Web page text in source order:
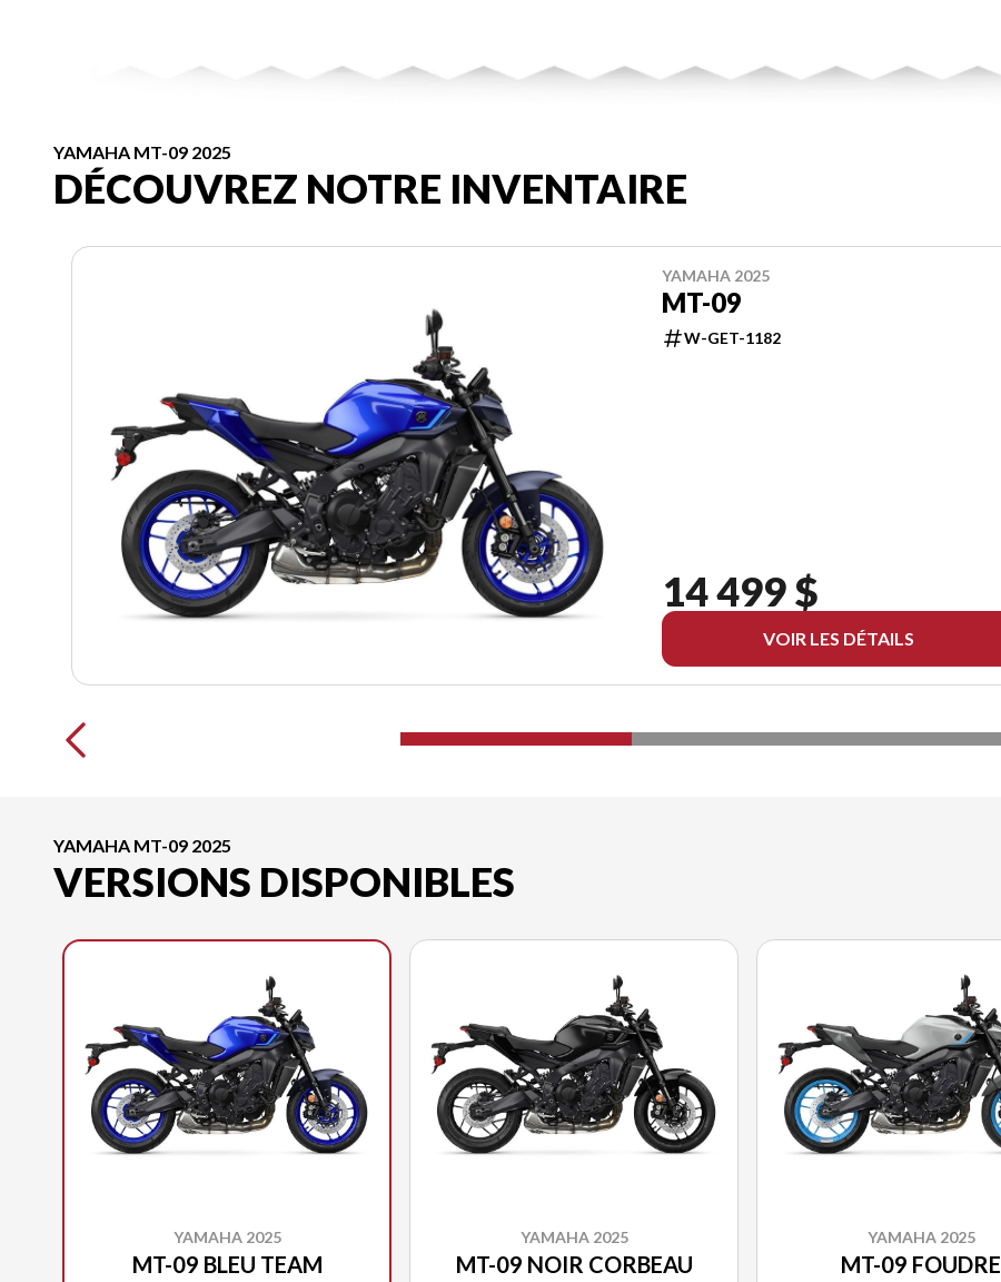
YAMAHA MT-09 2025
DÉCOUVREZ NOTRE INVENTAIRE
YAMAHA 2025
MT-09
W-GET-1182
14 499 $
VOIR LES DÉTAILS
YAMAHA MT-09 2025
VERSIONS DISPONIBLES
YAMAHA 2025
MT-09 BLEU TEAM
YAMAHA 2025
MT-09 NOIR CORBEAU
YAMAHA 2025
MT-09 FOUDRE